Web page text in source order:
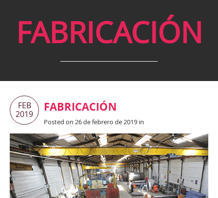
FABRICACIÓN
FEB
2019
FABRICACIÓN
Posted on 26 de febrero de 2019 in